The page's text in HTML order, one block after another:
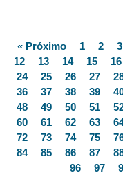
« Próximo 1 2 3
12
13 14 15 16
24
25 26 27
36
37 38 39
48
49 50 51
60
61 62 63
72
73 74 75
84
85 86 87
96
97